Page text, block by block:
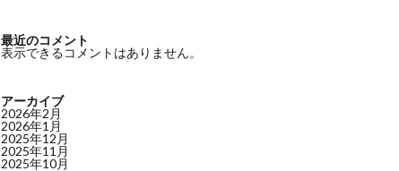
最近のコメント
表示できるコメントはありません。
アーカイブ
2026年2月
2026年1月
2025年12月
2025年11月
2025年10月